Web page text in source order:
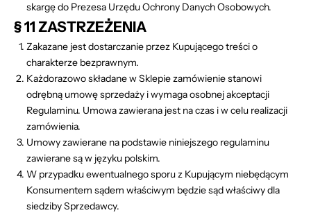
skargę do Prezesa Urzędu Ochrony Danych Osobowych.
§ 11 ZASTRZEŻENIA
Zakazane jest dostarczanie przez Kupującego treści o
charakterze bezprawnym.
Każdorazowo składane w Sklepie zamówienie stanowi
odrębną umowę sprzedaży i wymaga osobnej akceptacji
Regulaminu. Umowa zawierana jest na czas i w celu realizacji
zamówienia.
Umowy zawierane na podstawie niniejszego regulaminu
zawierane są w języku polskim.
W przypadku ewentualnego sporu z Kupującym niebędącym
Konsumentem sądem właściwym będzie sąd właściwy dla
siedziby Sprzedawcy.